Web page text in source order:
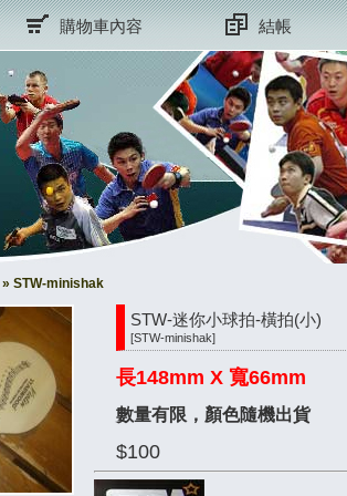
購物車內容 結帳
» STW-minishak
STW-迷你小球拍-橫拍(小)
[STW-minishak]
長148mm X 寬66mm
數量有限，顏色隨機出貨
$100